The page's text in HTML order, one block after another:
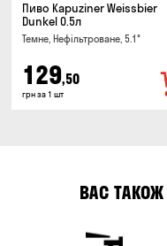
Пиво Kapuziner Weissbier
Dunkel 0.5л
Темне, Нефільтроване, 5.1°
129,50
грн за 1 шт
ВАС